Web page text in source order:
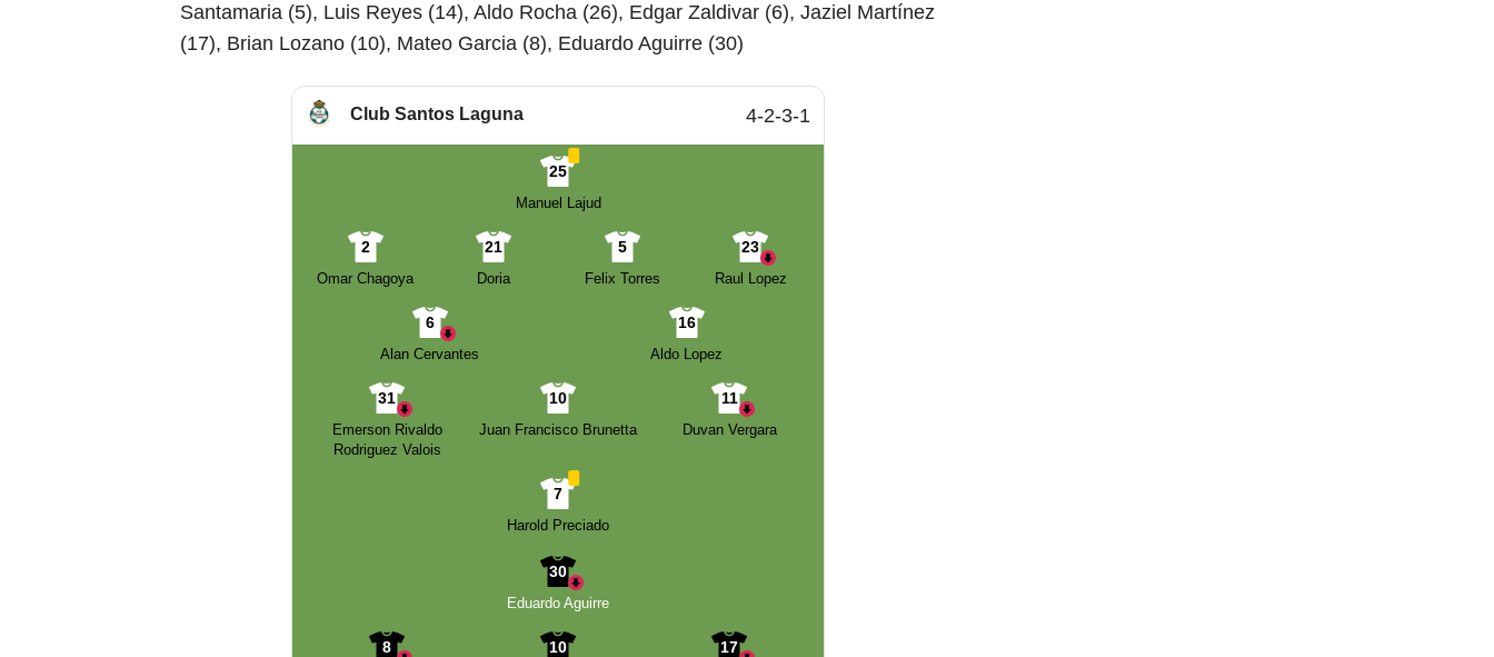
Santamaria (5), Luis Reyes (14), Aldo Rocha (26), Edgar Zaldivar (6), Jaziel Martínez
(17), Brian Lozano (10), Mateo Garcia (8), Eduardo Aguirre (30)
Club Santos Laguna 4-2-3-1
25
Manuel Lajud
2
Omar Chagoya
21
Doria
5
Felix Torres
23
Raul Lopez
6
Alan Cervantes
16
Aldo Lopez
31
Emerson Rivaldo
Rodriguez Valois
10
Juan Francisco Brunetta
11
Duvan Vergara
7
Harold Preciado
30
Eduardo Aguirre
8
10
17